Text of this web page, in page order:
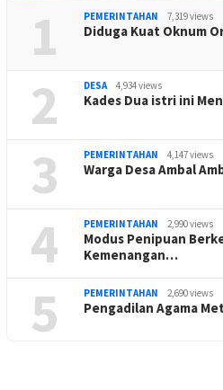
1 PEMERINTAHAN 7,319 views
Diduga Kuat Oknum
2 DESA 4,934 views
Kades Dua istri ini
3 PEMERINTAHAN 4,147 views
Warga Desa Ambal
4 PEMERINTAHAN 2,990 views
Modus Penipuan
Kemenangan…
5 PEMERINTAHAN 2,690 views
Pengadilan Agama